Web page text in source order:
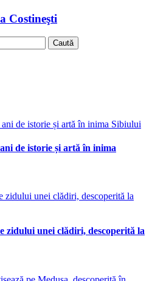
Costineşti
de istorie și artă în inima
zidului unei clădiri, descoperită la